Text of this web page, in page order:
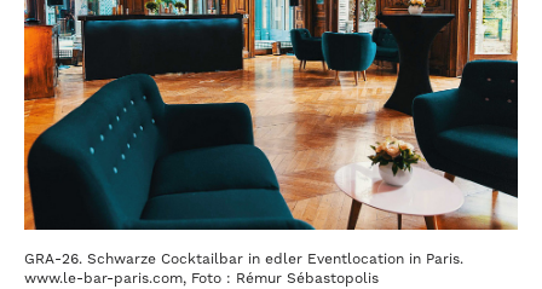
GRA-26. Schwarze Cocktailbar in edler Eventlocation in Paris.
www.le-bar-paris.com, Foto : Rémur Sébastopolis